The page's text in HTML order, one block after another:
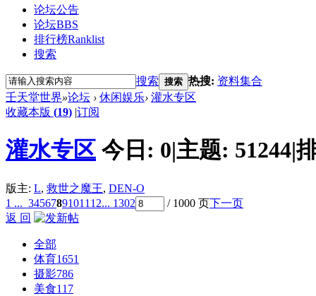
论坛公告
论坛BBS
排行榜Ranklist
搜索
搜索 搜索 热搜: 资料集合
壬天堂世界»论坛 › 休闲娱乐› 灌水专区
收藏本版 (19) |订阅
灌水专区 今日: 0|主题: 51244|
版主: L, 救世之魔王, DEN-O
1 ... 34567891011 12... 1302 / 1000 页下一页
返 回
全部
体育1651
摄影786
美食117